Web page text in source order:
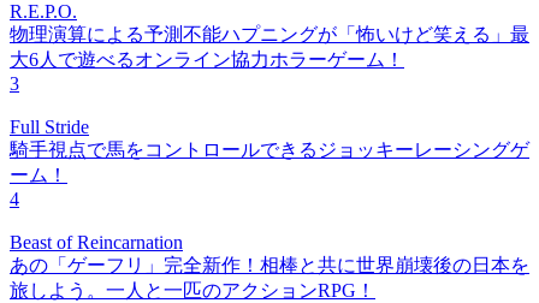
R.E.P.O.
物理演算による予測不能ハプニングが「怖いけど笑える」最
大6人で遊べるオンライン協力ホラーゲーム！
3
Full Stride
騎手視点で馬をコントロールできるジョッキーレーシングゲ
ーム！
4
Beast of Reincarnation
あの「ゲーフリ」完全新作！相棒と共に世界崩壊後の日本を
旅しよう。一人と一匹のアクションRPG！